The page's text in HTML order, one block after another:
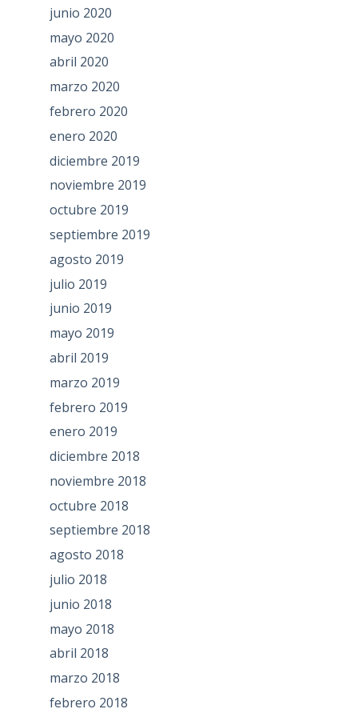
junio 2020
mayo 2020
abril 2020
marzo 2020
febrero 2020
enero 2020
diciembre 2019
noviembre 2019
octubre 2019
septiembre 2019
agosto 2019
julio 2019
junio 2019
mayo 2019
abril 2019
marzo 2019
febrero 2019
enero 2019
diciembre 2018
noviembre 2018
octubre 2018
septiembre 2018
agosto 2018
julio 2018
junio 2018
mayo 2018
abril 2018
marzo 2018
febrero 2018